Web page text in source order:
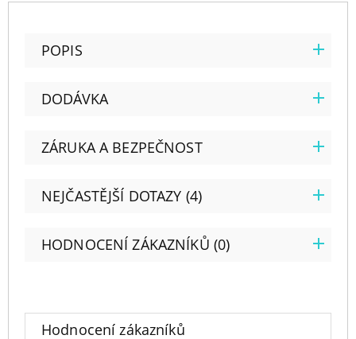
Hodnocení zákazníků
POPIS
DODÁVKA
ZÁRUKA A BEZPEČNOST
NEJČASTĚJŠÍ DOTAZY (4)
HODNOCENÍ ZÁKAZNÍKŮ (0)